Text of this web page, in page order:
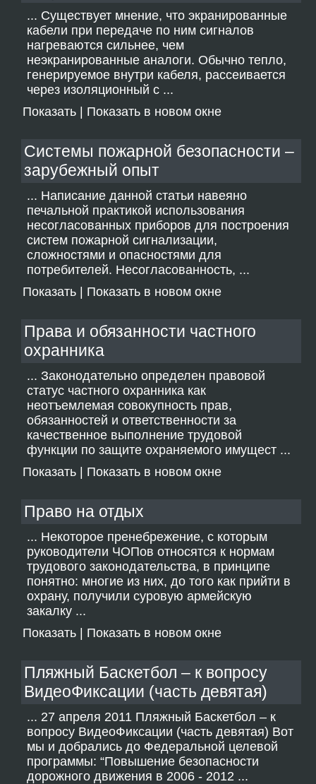
... Существует мнение, что экранированные
кабели при передаче по ним сигналов
нагреваются сильнее, чем
неэкранированные аналоги. Обычно тепло,
генерируемое внутри кабеля, рассеивается
через изоляционный с ...
Показать
Показать в новом окне
Системы пожарной безопасности –
зарубежный опыт
... Написание данной статьи навеяно
печальной практикой использования
несогласованных приборов для построения
систем пожарной сигнализации,
сложностями и опасностями для
потребителей. Несогласованность, ...
Показать
Показать в новом окне
Права и обязанности частного
охранника
... Законодательно определен правовой
статус частного охранника как
неотъемлемая совокупность прав,
обязанностей и ответственности за
качественное выполнение трудовой
функции по защите охраняемого имущест ...
Показать
Показать в новом окне
Право на отдых
... Некоторое пренебрежение, с которым
руководители ЧОПов относятся к нормам
трудового законодательства, в принципе
понятно: многие из них, до того как прийти в
охрану, получили суровую армейскую
закалку ...
Показать
Показать в новом окне
Пляжный Баскетбол – к вопросу
ВидеоФиксации (часть девятая)
... 27 апреля 2011 Пляжный Баскетбол – к
вопросу ВидеоФиксации (часть девятая) Вот
мы и добрались до Федеральной целевой
программы: “Повышение безопасности
дорожного движения в 2006 - 2012 ...